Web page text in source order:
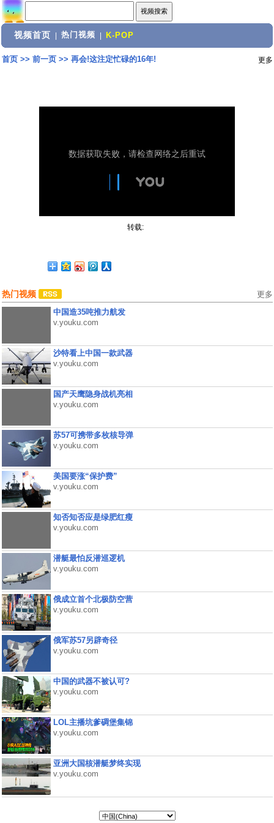
视频首页 热门视频 K-POP
首页>> 前一页>> 再会!这注定忙碌的16年! 更多
转载:
热门视频 更多
中国造35吨推力航发
v.youku.com
沙特看上中国一款武器
v.youku.com
国产天鹰隐身战机亮相
v.youku.com
苏57可携带多枚核导弹
v.youku.com
美国要涨“保护费”
v.youku.com
知否知否应是绿肥红瘦
v.youku.com
潜艇最怕反潜巡逻机
v.youku.com
俄成立首个北极防空营
v.youku.com
俄军苏57另辟奇径
v.youku.com
中国的武器不被认可?
v.youku.com
LOL主播坑爹碉堡集锦
v.youku.com
亚洲大国核潜艇梦终实现
v.youku.com